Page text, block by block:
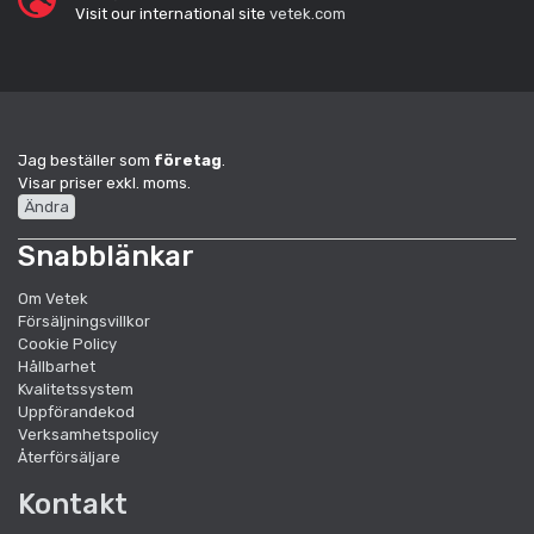
Visit our international site vetek.com
Jag beställer som företag
Visar priser exkl. moms.
Ändra
Snabblänkar
Om Vetek
Försäljningsvillkor
Cookie Policy
Hållbarhet
Kvalitetssystem
Uppförandekod
Verksamhetspolicy
Återförsäljare
Kontakt